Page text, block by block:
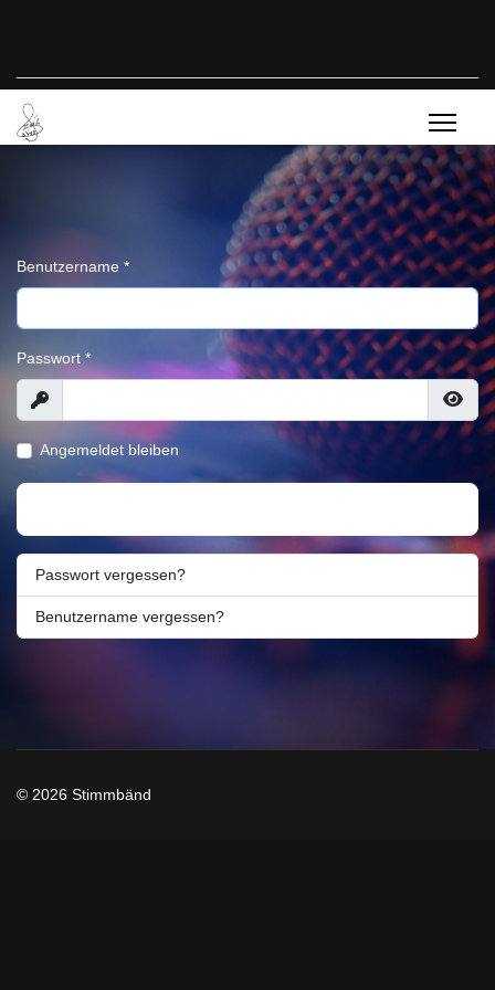
Benutzername *
Passwort *
Anzeigen
Angemeldet bleiben
Passwort vergessen?
Benutzername vergessen?
© 2026 Stimmbänd